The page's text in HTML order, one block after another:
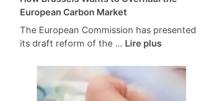
European Carbon Market
The European Commission has presented
its draft reform of the ... Lire plus